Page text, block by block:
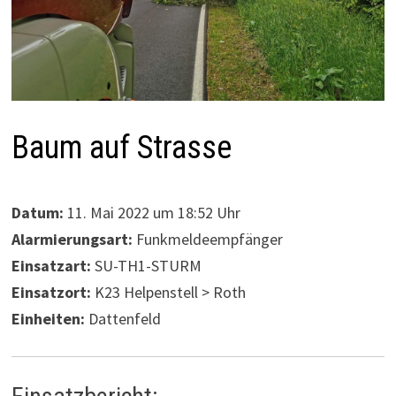
Baum auf Strasse
Datum: 11. Mai 2022 um 18:52 Uhr
Alarmierungsart: Funkmeldeempfänger
Einsatzart: SU-TH1-STURM
Einsatzort: K23 Helpenstell > Roth
Einheiten: Dattenfeld